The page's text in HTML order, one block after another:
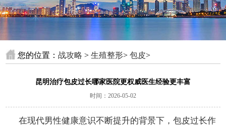
您的位置：战攻略 >生殖整形>包皮>
昆明治疗包皮过长哪家医院更权威医生经验更丰富
时间：2026-05-02
在现代男性健康意识不断提升的背景下，包皮过长作